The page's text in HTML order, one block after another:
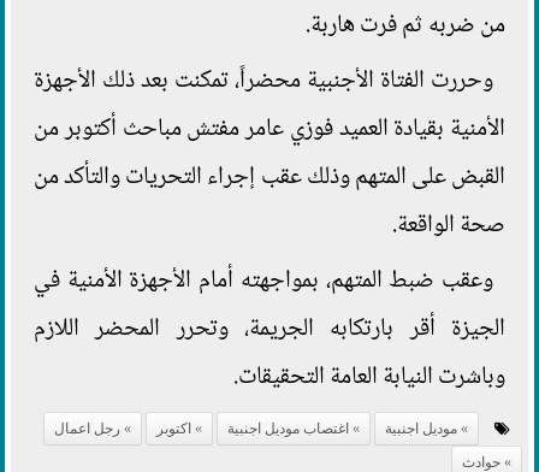
من ضربه ثم فرت هاربة.
وحررت الفتاة الأجنبية محضراً، تمكنت بعد ذلك الأجهزة
الأمنية بقيادة العميد فوزي عامر مفتش مباحث أكتوبر من
القبض على المتهم وذلك عقب إجراء التحريات والتأكد من
صحة الواقعة.
وعقب ضبط المتهم، بمواجهته أمام الأجهزة الأمنية في
الجيزة أقر بارتكابه الجريمة، وتحرر المحضر اللازم
وباشرت النيابة العامة التحقيقات.
موديل اجنبية اغتصاب موديل اجنبية اكتوبر
رجل اعمال
حوادث